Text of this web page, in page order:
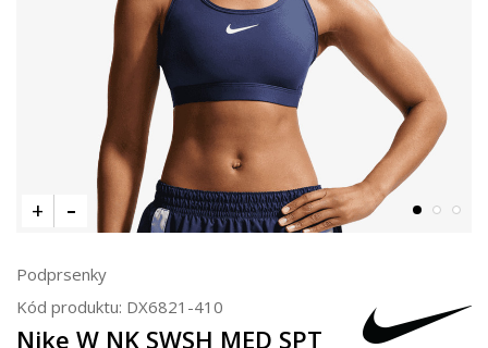
Podprsenky
Kód produktu: DX6821-410
Nike W NK SWSH MED SPT